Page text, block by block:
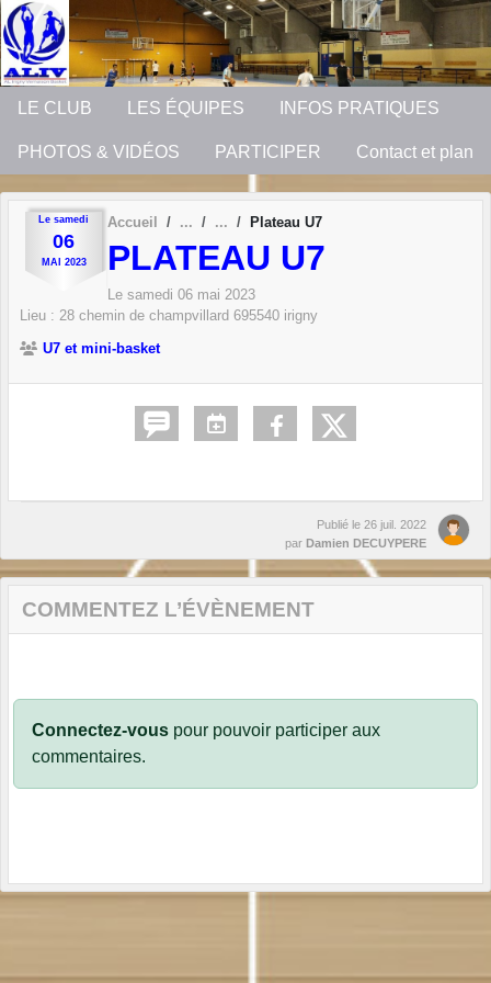
LE CLUB LES ÉQUIPES INFOS PRATIQUES
PHOTOS & VIDÉOS PARTICIPER Contact et plan
Le samedi
06
MAI 2023
Accueil Plateau U7
PLATEAU U7
Le samedi 06 mai 2023
Lieu : 28 chemin de champvillard 695540 irigny
U7 et mini-basket
Publié le 26 juil. 2022
par Damien DECUYPERE
COMMENTEZ L’ÉVÈNEMENT
Connectez-vous pour pouvoir participer aux
commentaires.
Panneau de gestion des cookies